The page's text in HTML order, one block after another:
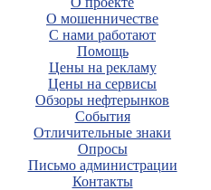
О мошенничестве
С нами работают
Помощь
Цены на рекламу
Цены на сервисы
Обзоры нефтерынков
События
Отличительные знаки
Опросы
Письмо администрации
Контакты